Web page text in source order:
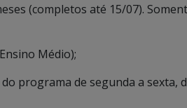
(completos até 15/07).
Médio);
programa de segunda a sexta,